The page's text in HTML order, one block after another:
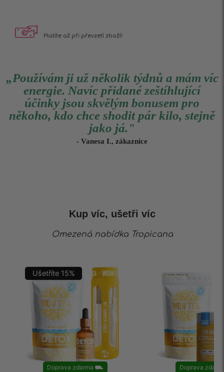
Platíte až při převzetí zboží!
„Používám ji už několik týdnů a mám víc
energie. Navíc přidané zeštíhlující
účinky jsou skvělým bonusem pro
někoho, kdo chce shodit pár kilo, stejně
jako já."
- Vanesa I., zákaznice
Kup víc, ušetři víc
Omezená nabídka Tropicana
Ušetříte 15%
Doprava zdarma ⛟ Doprava